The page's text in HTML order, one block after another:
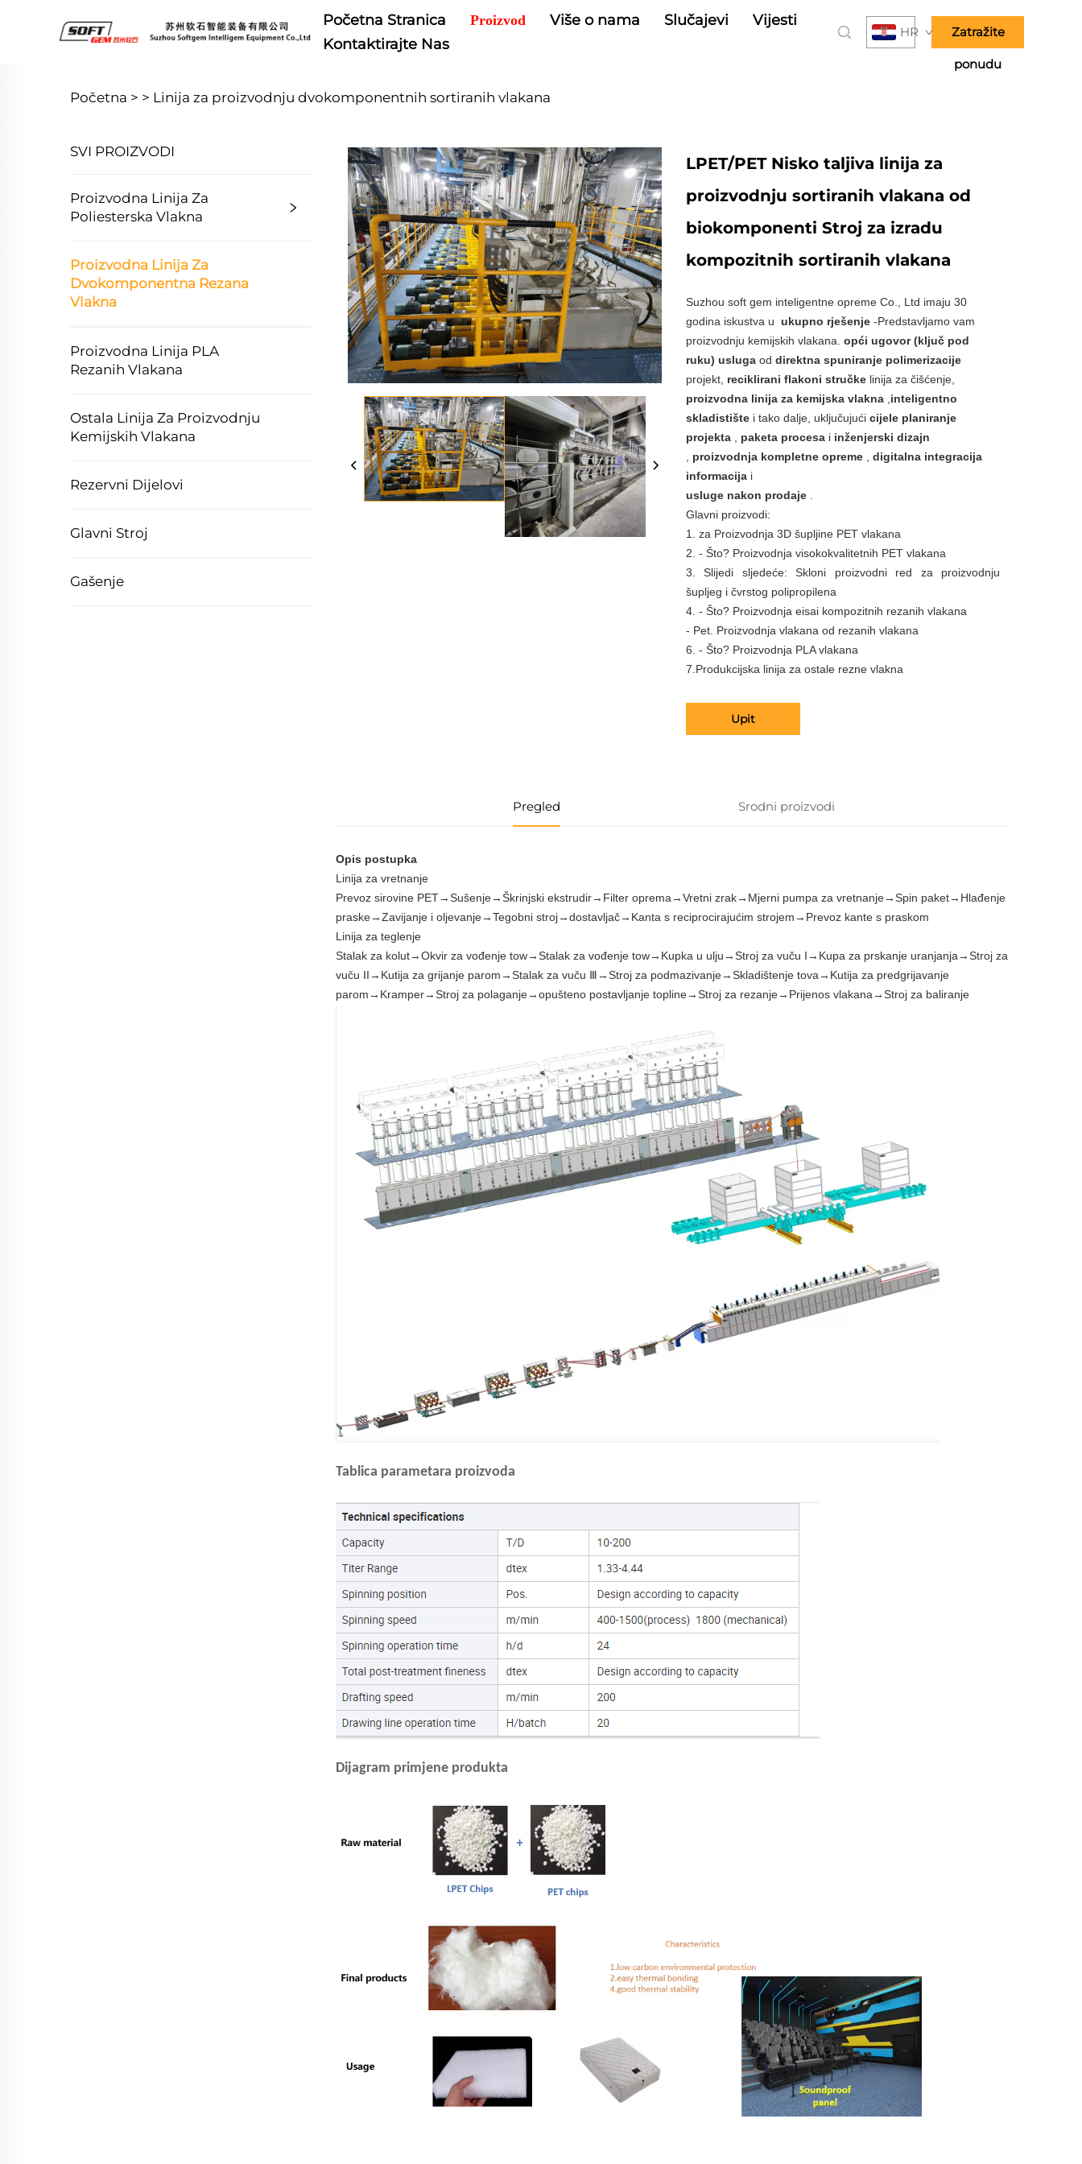
Početna Stranica Proizvod Više o nama Slučajevi
Vijesti
Kontaktirajte Nas
HR Zatražite
ponudu
Početna > > Linija za proizvodnju dvokomponentnih sortiranih vlakana
SVI PROIZVODI
Proizvodna Linija Za
Poliesterska Vlakna
Proizvodna Linija Za
Dvokomponentna Rezana
Vlakna
Proizvodna Linija PLA
Rezanih Vlakana
Ostala Linija Za Proizvodnju
Kemijskih Vlakana
Rezervni Dijelovi
Glavni Stroj
Gašenje
LPET/PET Nisko taljiva linija za
proizvodnju sortiranih vlakana od
biokomponenti Stroj za izradu
kompozitnih sortiranih vlakana
Suzhou soft gem inteligentne opreme Co., Ltd imaju 30
godina iskustva u ukupno rješenje -Predstavljamo vam
proizvodnju kemijskih vlakana. opći ugovor (ključ pod
ruku) usluga od direktna spuniranje polimerizacije
projekt, reciklirani flakoni stručke linija za čišćenje,
proizvodna linija za kemijska vlakna inteligentno
skladistište i tako dalje, uključujući cijele planiranje
projekta
paketa procesa i inženjerski dizajn
proizvodnja kompletne opreme
digitalna integracija
informacija i
usluge nakon prodaje
Glavni proizvodi:
1. za Proizvodnja 3D šupljine PET vlakana
2. - Što? Proizvodnja visokokvalitetnih PET vlakana
3. Slijedi sljedeće: Skloni proizvodni red za proizvodnju
šupljeg i čvrstog polipropilena
4. - Što? Proizvodnja eisai kompozitnih rezanih vlakana
- Pet. Proizvodnja vlakana od rezanih vlakana
6. - Što? Proizvodnja PLA vlakana
7.Produkcijska linija za ostale rezne vlakna
Upit
Pregled Srodni proizvodi
Opis postupka
Linija za vretnanje
Prevoz sirovine PET→Sušenje→Škrinjski ekstrudir→Filter oprema→Vretni zrak→Mjerni pumpa za vretnanje→Spin paket→Hlađenje
praske→Zavijanje i oljevanje→Tegobni stroj→dostavljač→Kanta s reciprocirajućim strojem→Prevoz kante s praskom
Linija za teglenje
Stalak za kolut→Okvir za vođenje tow→Stalak za vođenje tow→Kupka u ulju→Stroj za vuču I→Kupa za prskanje uranjanja→Stroj za
vuču II→Kutija za grijanje parom→Stalak za vuču Ⅲ→Stroj za podmazivanje→Skladištenje tova→Kutija za predgrijavanje
parom→Kramper→Stroj za polaganje→opušteno postavljanje topline→Stroj za rezanje→Prijenos vlakana→Stroj za baliranje
Tablica parametara proizvoda
Dijagram primjene produkta